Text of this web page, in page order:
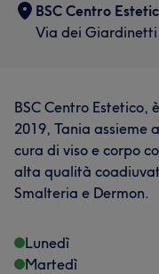
BSC Centro
Via dei
BSC Centro Estetico,
2019, Tania assieme
cura di viso e corpo
alta qualità
Smalteria e Dermon.
Lunedì
Martedì